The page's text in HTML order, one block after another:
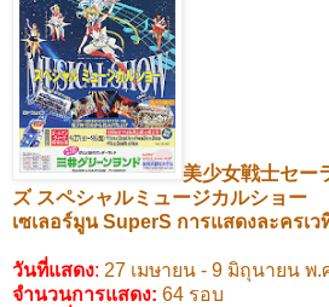
美少女戦士セー
ズ スペシャルミュージカルショー
เซเลอร์มูน SuperS การแสดงละครเว
วันที่แสดง: 27 เมษายน - 9 มิถุนายน พ.
จำนวนการแสดง: 64 รอบ